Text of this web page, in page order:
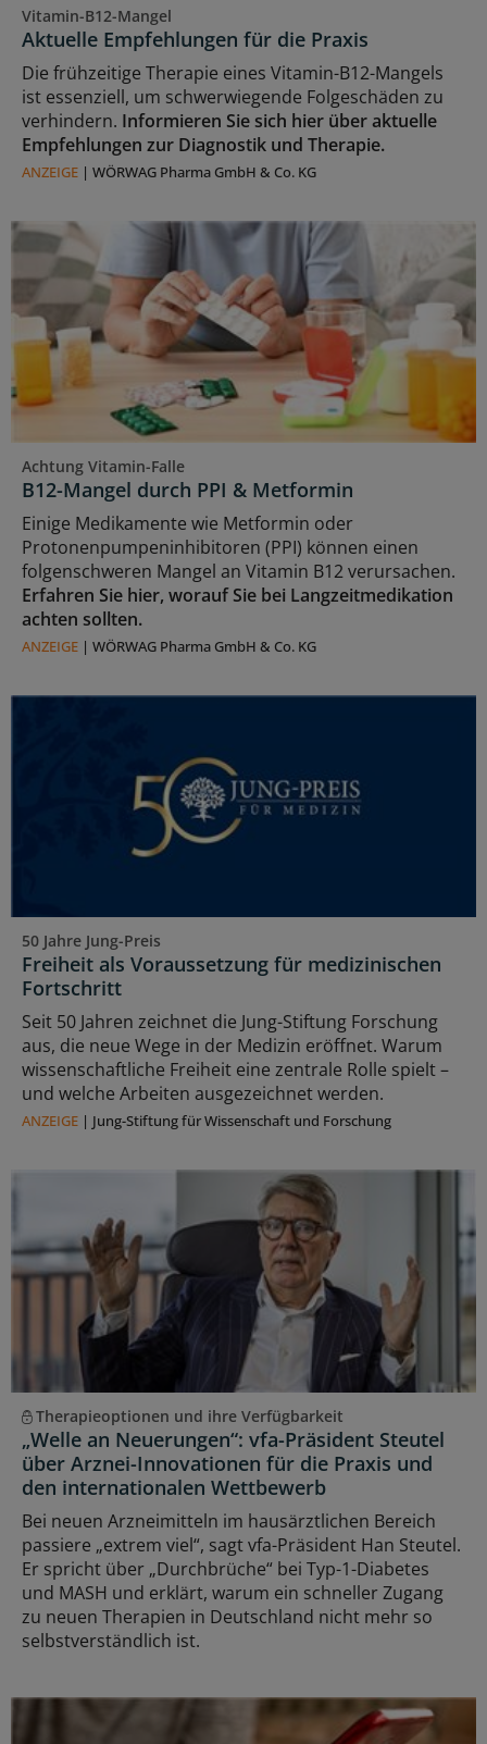
Vitamin-B12-Mangel
Aktuelle Empfehlungen für die Praxis
Die frühzeitige Therapie eines Vitamin-B12-Mangels
ist essenziell, um schwerwiegende Folgeschäden zu
verhindern. Informieren Sie sich hier über aktuelle
Empfehlungen zur Diagnostik und Therapie.
ANZEIGE | WÖRWAG Pharma GmbH & Co. KG
Achtung Vitamin-Falle
B12-Mangel durch PPI & Metformin
Einige Medikamente wie Metformin oder
Protonenpumpeninhibitoren (PPI) können einen
folgenschweren Mangel an Vitamin B12 verursachen.
Erfahren Sie hier, worauf Sie bei Langzeitmedikation
achten sollten.
ANZEIGE | WÖRWAG Pharma GmbH & Co. KG
50 Jahre Jung-Preis
Freiheit als Voraussetzung für medizinischen
Fortschritt
Seit 50 Jahren zeichnet die Jung-Stiftung Forschung
aus, die neue Wege in der Medizin eröffnet. Warum
wissenschaftliche Freiheit eine zentrale Rolle spielt –
und welche Arbeiten ausgezeichnet werden.
ANZEIGE | Jung-Stiftung für Wissenschaft und Forschung
Therapieoptionen und ihre Verfügbarkeit
„Welle an Neuerungen“: vfa-Präsident Steutel
über Arznei-Innovationen für die Praxis und
den internationalen Wettbewerb
Bei neuen Arzneimitteln im hausärztlichen Bereich
passiere „extrem viel“, sagt vfa-Präsident Han Steutel.
Er spricht über „Durchbrüche“ bei Typ-1-Diabetes
und MASH und erklärt, warum ein schneller Zugang
zu neuen Therapien in Deutschland nicht mehr so
selbstverständlich ist.